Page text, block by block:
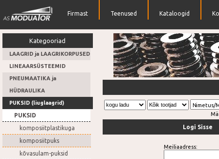
Firmast Teenused Kataloogid
Kategooriad
LAAGRID ja LAAGRIKORPUSED
LINEAARSÜSTEEMID
PNEUMAATIKA ja
HÜDRAULIKA
PUKSID (liuglaagrid)
PUKSID
komposiitplastikuga
komposiitpuks
kõvasulam-puksid
Nimetus/
Logi Sisse
Meiliaadress: